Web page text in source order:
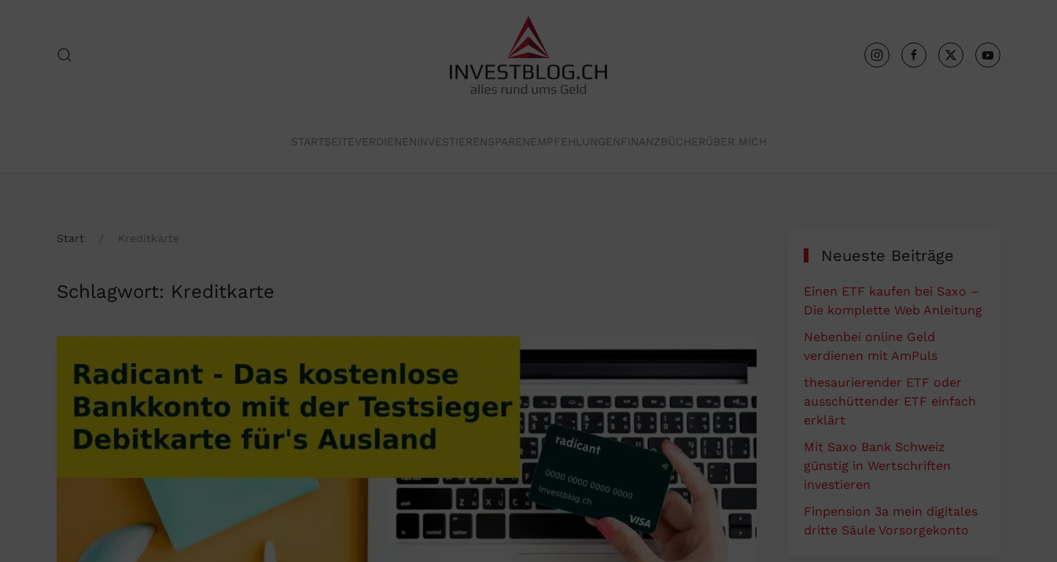
Skip to main content
STARTSEITEVERDIENEN INVESTIERENSPARENEMPFEHLUNGENFINANZBÜCHERÜBER MICH
Start Kreditkarte
Schlagwort: Kreditkarte
Neueste Beiträge
Einen ETF kaufen bei Saxo –
Die komplette Web Anleitung
Nebenbei online Geld
verdienen mit AmPuls
thesaurierender ETF oder
ausschüttender ETF einfach
erklärt
Mit Saxo Bank Schweiz
günstig in Wertschriften
investieren
Finpension 3a mein digitales
dritte Säule Vorsorgekonto